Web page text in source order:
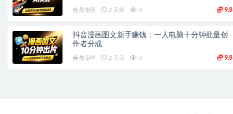
会员专区 2 天前 0 9.8
抖音漫画图文新手赚钱：一人电脑十分钟批量创
作者分成
会员专区 2 天前 0 9.8